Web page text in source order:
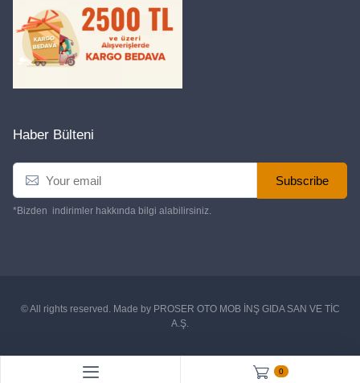
Haber Bülteni
Subscribe
*Bizden indirimler hakkında bilgi alabilirsiniz.
© All rights reserved. Made by PROSER OTO MOB İNŞ GIDA SAN VE TİC
A.Ş.
0